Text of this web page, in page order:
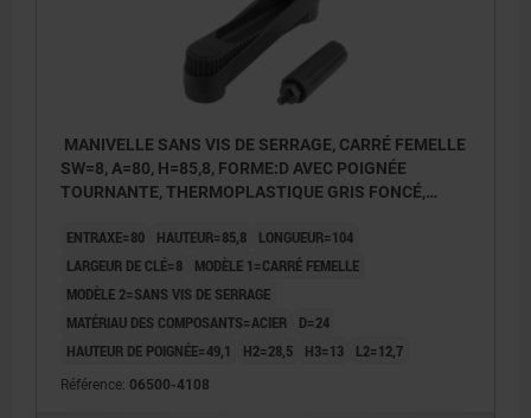
MANIVELLE SANS VIS DE SERRAGE, CARRÉ FEMELLE
SW=8, A=80, H=85,8, FORME:D AVEC POIGNÉE
TOURNANTE, THERMOPLASTIQUE GRIS FONCÉ,
ENTRAXE=80 HAUTEUR=85,8
LONGUEUR=104
LARGEUR DE CLÉ=8
MODÈLE 1=CARRÉ FEMELLE
MODÈLE 2=SANS VIS DE SERRAGE
MATÉRIAU DES COMPOSANTS=ACIER
D=24
HAUTEUR DE POIGNÉE=49,1
H2=28,5 H3=13 L2=12,7
Référence: 06500-4108